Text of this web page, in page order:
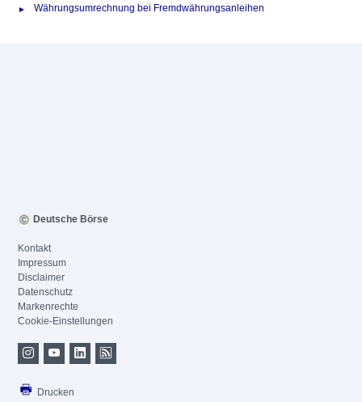
Währungsumrechnung bei Fremdwährungsanleihen
Deutsche Börse
Kontakt
Impressum
Disclaimer
Datenschutz
Markenrechte
Cookie-Einstellungen
Drucken